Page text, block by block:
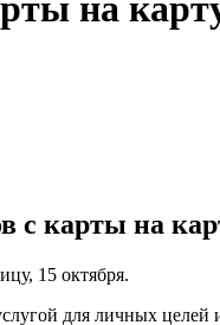
на
с карты на
15 октября.
для личных целей